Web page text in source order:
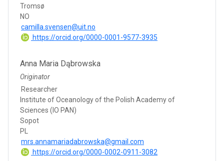
Tromsø
NO
camilla.svensen@uit.no
https://orcid.org/0000-0001-9577-3935
Anna Maria Dąbrowska
Originator
Researcher
Institute of Oceanology of the Polish Academy of
Sciences (IO PAN)
Sopot
PL
mrs.annamariadabrowska@gmail.com
https://orcid.org/0000-0002-0911-3082